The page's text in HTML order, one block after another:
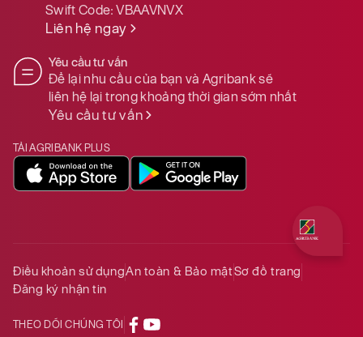
Swift Code:VBAAVNVX
Liên hệ ngay
Yêu cầu tư vấn
Để lại nhu cầu của bạn và Agribank sẽ
liên hệ lại trong khoảng thời gian sớm nhất
Yêu cầu tư vấn
TẢI AGRIBANK PLUS
Điều khoản sử dụngAn toàn & Bảo mậtSơ đồ trang
Đăng ký nhận tin
THEO DÕI CHÚNG TÔI
Quý